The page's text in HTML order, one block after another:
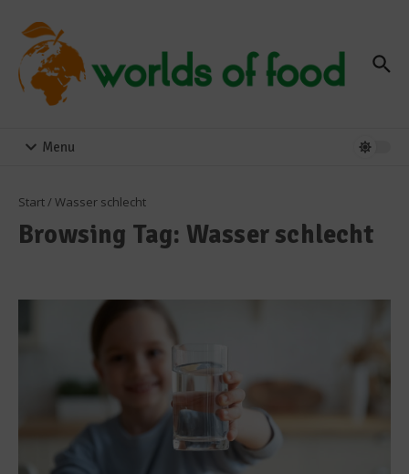
Menu
Start/ Wasser schlecht
Browsing Tag: Wasser schlecht